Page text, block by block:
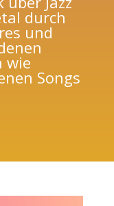
durch
und
wie
Songs